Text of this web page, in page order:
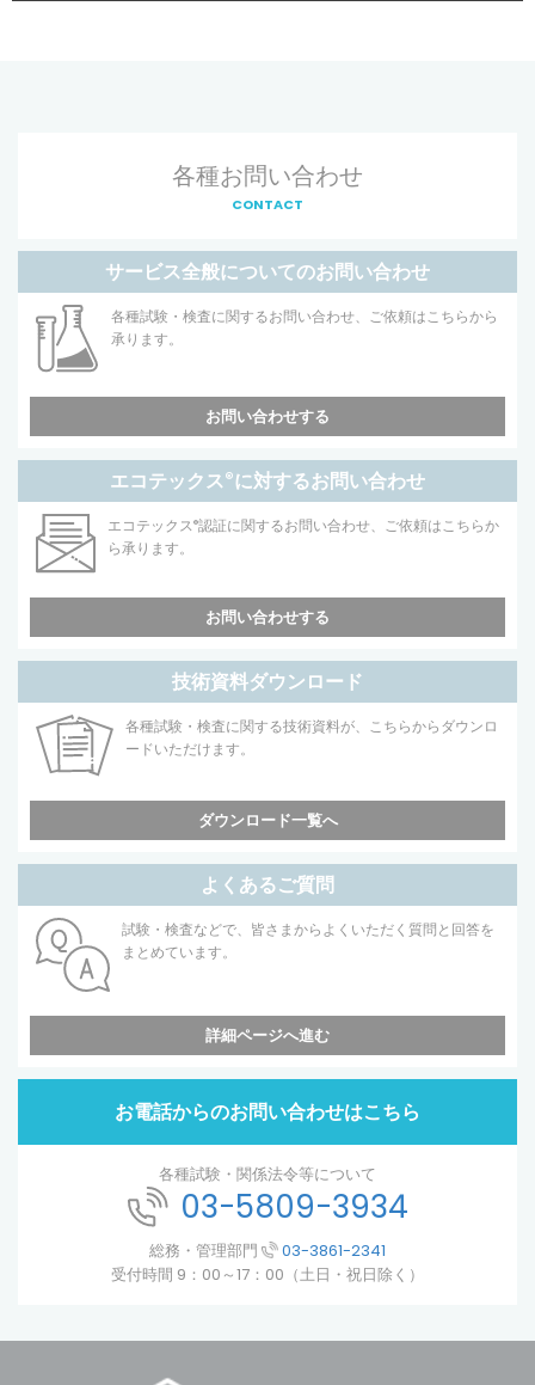
各種お問い合わせ
CONTACT
サービス全般についてのお問い合わせ
各種試験・検査に関するお問い合わせ、ご依頼はこちらから
承ります。
お問い合わせする
エコテックス®に対するお問い合わせ
エコテックス®認証に関するお問い合わせ、ご依頼はこちらか
ら承ります。
お問い合わせする
技術資料ダウンロード
各種試験・検査に関する技術資料が、こちらからダウンロ
ードいただけます。
ダウンロード一覧へ
よくあるご質問
試験・検査などで、皆さまからよくいただく質問と回答を
まとめています。
詳細ページへ進む
お電話からのお問い合わせはこちら
各種試験・関係法令等について
03-5809-3934
総務・管理部門
03-3861-2341
受付時間 9：00～17：00（土日・祝日除く）